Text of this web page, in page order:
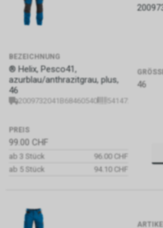
BEZEICHNUNG
® Helix, Pesco41,
azurblau/anthrazitgrau, plus,
46
2009732041B68460540 5414729150307
GRÖSSE
46
PREIS
99.00 CHF
ab 3 Stück
96.00 CHF
ab 5 Stück
94.10 CHF